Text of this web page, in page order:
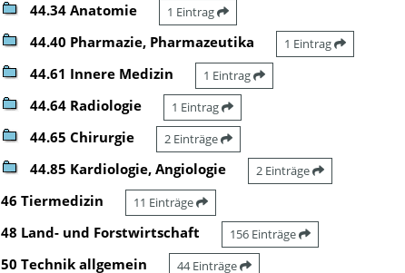
44.34 Anatomie 1 Eintrag
44.40 Pharmazie, Pharmazeutika 1 Eintrag
44.61 Innere Medizin 1 Eintrag
44.64 Radiologie 1 Eintrag
44.65 Chirurgie 2 Einträge
44.85 Kardiologie, Angiologie 2 Einträge
46 Tiermedizin 11 Einträge
48 Land- und Forstwirtschaft 156 Einträge
50 Technik allgemein 44 Einträge